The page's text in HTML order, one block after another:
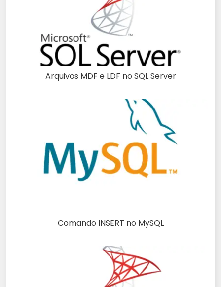
Arquivos MDF e LDF no SQL Server
Comando INSERT no MySQL